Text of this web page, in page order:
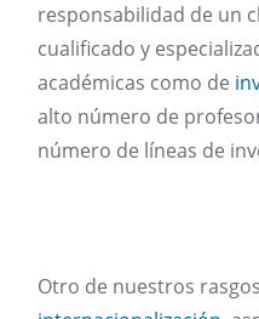
responsabilidad de un
cualificado y
académicas como de
alto número de
número de líneas de
Otro de nuestros